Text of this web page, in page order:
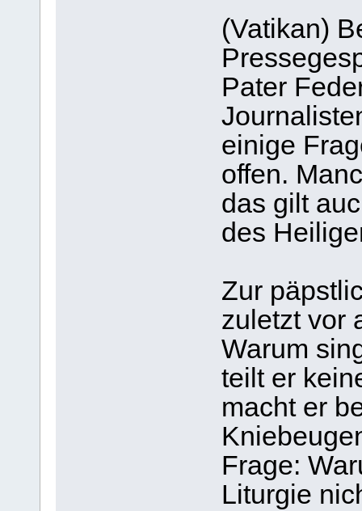
(Vatikan)
Pater
einige
offen.
das gilt
des
Zur
zuletzt vor
Warum
teilt er
macht er
Frage:
Liturgie